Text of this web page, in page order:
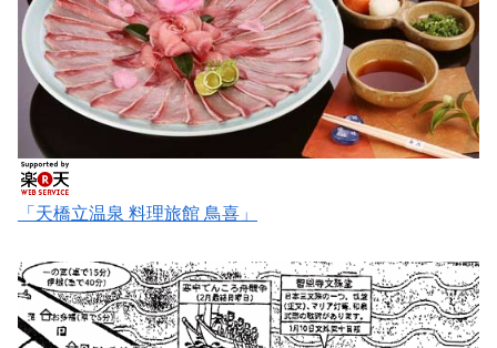
「天橋立温泉 料理旅館 鳥喜」